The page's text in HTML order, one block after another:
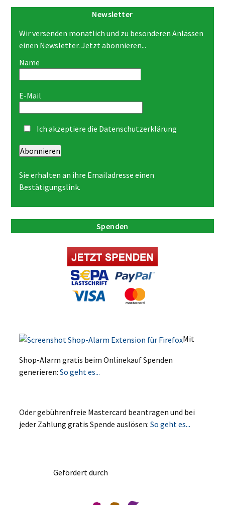
Newsletter
Wir versenden monatlich und zu besonderen Anlässen
einen Newsletter. Jetzt abonnieren...
Name
E-Mail
Ich akzeptiere die Datenschutzerklärung
Abonnieren
Sie erhalten an ihre Emailadresse einen
Bestätigungslink.
Spenden
Mit
Shop-Alarm gratis beim Onlinekauf Spenden
generieren:So geht es...
Oder gebührenfreie Mastercard beantragen und bei
jeder Zahlung gratis Spende auslösen:So geht es...
Gefördert durch